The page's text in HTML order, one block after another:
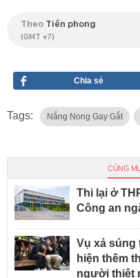
Theo Tiền phong
(GMT +7)
Chia sẻ
Tags: Nắng Nong Gay Gắt
CÙNG
Thi lại ở
Công an
Vụ xả súng
hiện thêm
người thiệt